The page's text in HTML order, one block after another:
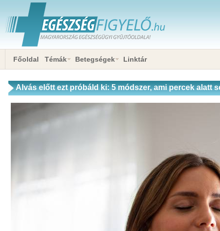
Főoldal Témák Betegségek Linktár
Alvás előtt ezt próbáld ki: 5 módszer, ami percek alatt